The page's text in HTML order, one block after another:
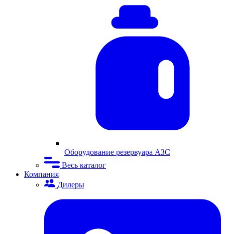
Оборудование резервуара АЗС
Весь каталог
Компания
Дилеры